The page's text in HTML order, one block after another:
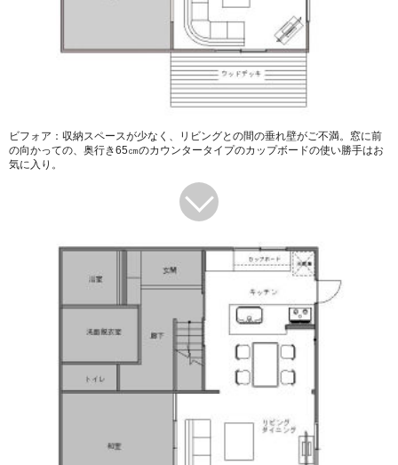
ビフォア：収納スペースが少なく、リビングとの間の垂れ壁がご不満。窓に前
の向かっての、奥行き65㎝のカウンタータイプのカップボードの使い勝手はお
気に入り。